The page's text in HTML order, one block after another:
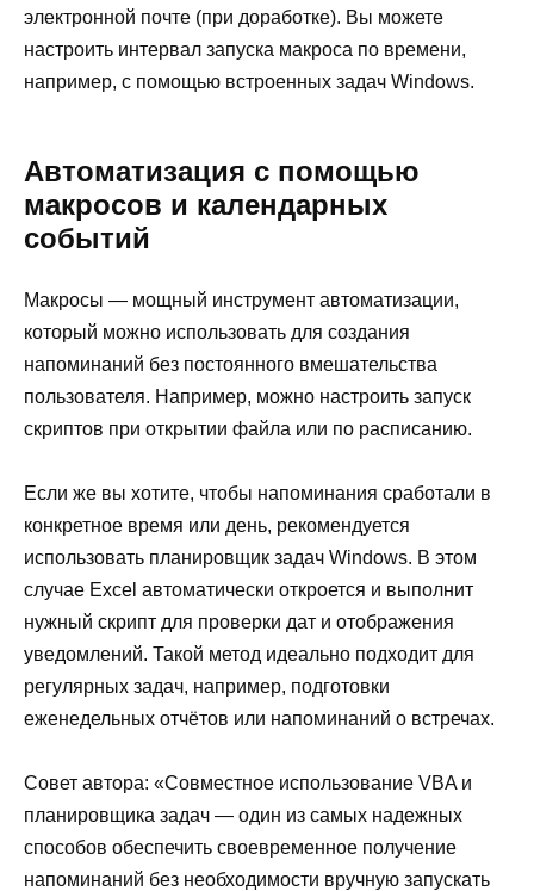
электронной почте (при доработке). Вы можете
настроить интервал запуска макроса по времени,
например, с помощью встроенных задач Windows.
Автоматизация с помощью
макросов и календарных
событий
Макросы — мощный инструмент автоматизации,
который можно использовать для создания
напоминаний без постоянного вмешательства
пользователя. Например, можно настроить запуск
скриптов при открытии файла или по расписанию.
Если же вы хотите, чтобы напоминания сработали в
конкретное время или день, рекомендуется
использовать планировщик задач Windows. В этом
случае Excel автоматически откроется и выполнит
нужный скрипт для проверки дат и отображения
уведомлений. Такой метод идеально подходит для
регулярных задач, например, подготовки
еженедельных отчётов или напоминаний о встречах.
Совет автора: «Совместное использование VBA и
планировщика задач — один из самых надежных
способов обеспечить своевременное получение
напоминаний без необходимости вручную запускать